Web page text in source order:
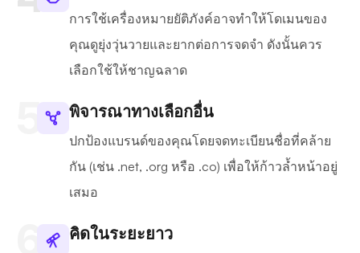
การใช้เครื่องหมายยัติภังค์อาจทำให้โดเมนของ
คุณดูยุ่งวุ่นวายและยากต่อการจดจำ ดังนั้นควร
เลือกใช้ให้ชาญฉลาด
พิจารณาทางเลือกอื่น
ปกป้องแบรนด์ของคุณโดยจดทะเบียนชื่อที่คล้าย
กัน (เช่น .net, .org หรือ .co) เพื่อให้ก้าวล้ำหน้าอยู่
เสมอ
คิดในระยะยาว